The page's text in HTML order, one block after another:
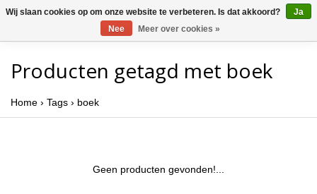
Producten getagd met boek
Home › Tags › boek
Geen producten gevonden!...
Wij slaan cookies op om onze website te verbeteren. Is dat akkoord?
Ja
Nee
Meer over cookies »